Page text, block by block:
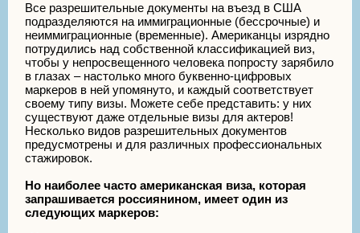
Все разрешительные документы на въезд в США
подразделяются на иммиграционные (бессрочные) и
неиммиграционные (временные). Американцы изрядно
потрудились над собственной классификацией виз,
чтобы у непросвещенного человека попросту зарябило
в глазах – настолько много буквенно-цифровых
маркеров в ней упомянуто, и каждый соответствует
своему типу визы. Можете себе представить: у них
существуют даже отдельные визы для актеров!
Несколько видов разрешительных документов
предусмотрены и для различных профессиональных
стажировок.
Но наиболее часто американская виза, которая
запрашивается россиянином, имеет один из
следующих маркеров: